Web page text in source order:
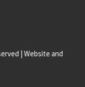
| Website and